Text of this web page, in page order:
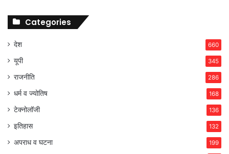
Categories
देश 660
यूपी 345
राजनीति 286
धर्म व ज्योतिष 168
टेक्नोलॉजी 136
इतिहास 132
अपराध व घटना 199